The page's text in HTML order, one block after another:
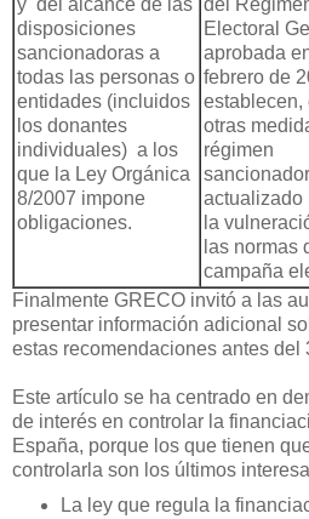
disposiciones
sancionadoras a
todas las personas o
entidades (incluidos
los donantes
individuales) a los
que la Ley Orgánica
8/2007 impone
obligaciones.
Electoral
aprobada
febrero de
establecen,
otras
régimen
sancionador
actualizado
la
las normas
campaña
Finalmente GRECO invitó a las
presentar información adicional
estas recomendaciones antes del
Este artículo se ha centrado en
de interés en controlar la
España, porque los que tienen
controlarla son los últimos
La ley que regula la